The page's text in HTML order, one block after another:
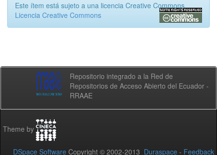
Este ítem está sujeto a una licencia Creative Commons
Licencia Creative Commons
Repositorio integrado a la Red de
Repositorios de Acceso Abierto del Ecuador -
RRAAE
Theme by
DSpace Software Copyright © 2002-2013 Duraspace - Feedback